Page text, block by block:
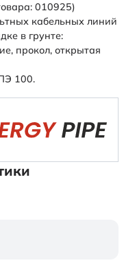
010925)
кабельных линий
в грунте:
прокол, открытая
100.